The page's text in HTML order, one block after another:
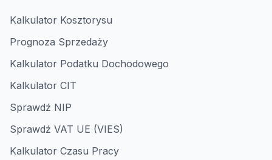
Kalkulator Kosztorysu
Prognoza Sprzedaży
Kalkulator Podatku Dochodowego
Kalkulator CIT
Sprawdź NIP
Sprawdź VAT UE (VIES)
Kalkulator Czasu Pracy